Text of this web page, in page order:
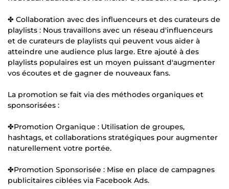
✤ Collaboration avec des influenceurs et des curateurs de
playlists : Nous travaillons avec un réseau d'influenceurs
et de curateurs de playlists qui peuvent vous aider à
atteindre une audience plus large. Etre ajouté à des
playlists populaires est un moyen puissant d'augmenter
vos écoutes et de gagner de nouveaux fans.
La promotion se fait via des méthodes organiques et
sponsorisées :
✤Promotion Organique : Utilisation de groupes,
hashtags, et collaborations stratégiques pour augmenter
naturellement votre portée.
✤Promotion Sponsorisée : Mise en place de campagnes
publicitaires ciblées via Facebook Ads.